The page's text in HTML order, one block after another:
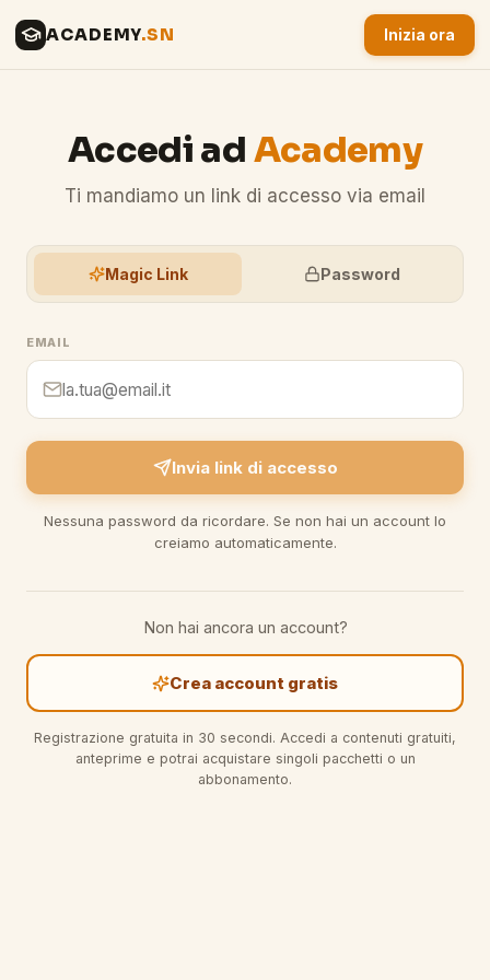
ACADEMY.SN Inizia ora
Accedi ad Academy
Ti mandiamo un link di accesso via email
Magic Link Password
EMAIL
Invia link di accesso
Nessuna password da ricordare. Se non hai un account lo
creiamo automaticamente.
Non hai ancora un account?
Crea account gratis
Registrazione gratuita in 30 secondi. Accedi a contenuti gratuiti,
anteprime e potrai acquistare singoli pacchetti o un
abbonamento.